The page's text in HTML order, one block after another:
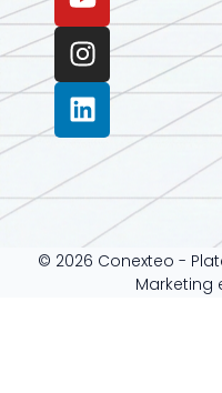
© 2026 Conexteo -
Marketing